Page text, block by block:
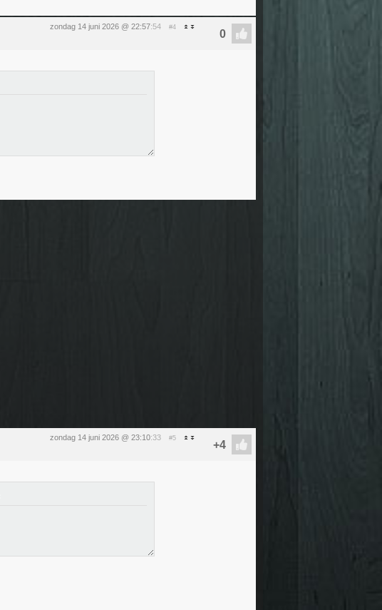
zondag 14 juni 2026 @ 22:57:54 #4
zondag 14 juni 2026 @ 23:10:33 #5